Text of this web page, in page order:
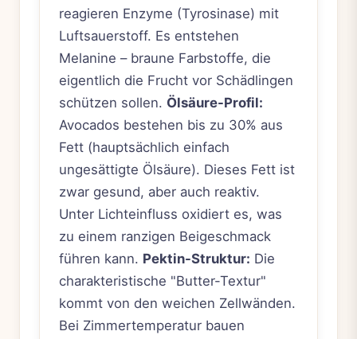
reagieren Enzyme (Tyrosinase) mit
Luftsauerstoff. Es entstehen
Melanine – braune Farbstoffe, die
eigentlich die Frucht vor Schädlingen
schützen sollen. Ölsäure-Profil:
Avocados bestehen bis zu 30% aus
Fett (hauptsächlich einfach
ungesättigte Ölsäure). Dieses Fett ist
zwar gesund, aber auch reaktiv.
Unter Lichteinfluss oxidiert es, was
zu einem ranzigen Beigeschmack
führen kann. Pektin-Struktur: Die
charakteristische "Butter-Textur"
kommt von den weichen Zellwänden.
Bei Zimmertemperatur bauen